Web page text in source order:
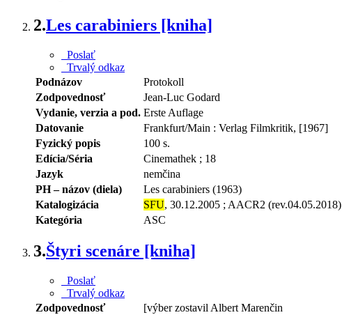
2.Les carabiniers [kniha]
Poslať
Trvalý odkaz
Podnázov
Protokoll
Zodpovednosť
Jean-Luc Godard
Vydanie, verzia a pod. Erste Auflage
Datovanie
Frankfurt/Main : Verlag Filmkritik, [1967]
Fyzický popis
100 s.
Edícia/Séria
Cinemathek ; 18
Jazyk
nemčina
PH – názov (diela)
Les carabiniers (1963)
Katalogizácia
SFU, 30.12.2005 ; AACR2 (rev.04.05.2018)
Kategória
ASC
3.Štyri scenáre [kniha]
Poslať
Trvalý odkaz
Zodpovednosť
[výber zostavil Albert Marenčin